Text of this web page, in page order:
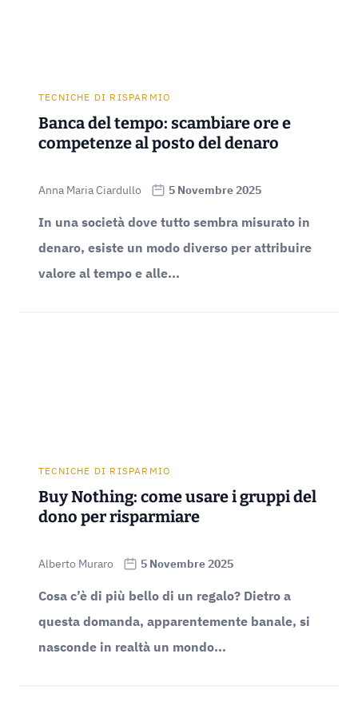
TECNICHE DI RISPARMIO
Banca del tempo: scambiare ore e
competenze al posto del denaro
Anna Maria Ciardullo 5 Novembre 2025
In una società dove tutto sembra misurato in
denaro, esiste un modo diverso per attribuire
valore al tempo e alle...
TECNICHE DI RISPARMIO
Buy Nothing: come usare i gruppi del
dono per risparmiare
Alberto Muraro 5 Novembre 2025
Cosa c’è di più bello di un regalo? Dietro a
questa domanda, apparentemente banale, si
nasconde in realtà un mondo...